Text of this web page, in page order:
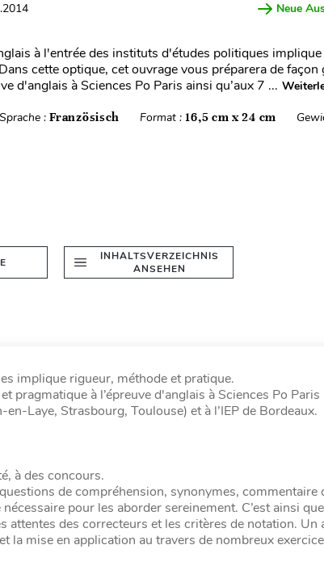
Neue
à l'entrée des instituts d'études politiques
cette optique, cet ouvrage vous préparera de façon
d'anglais à Sciences Po Paris ainsi qu’aux 7 ...
Sprache :Französisch Format :16,5 cm x 24 cm
INHALTSVERZEICHNIS
ANSEHEN
implique rigueur, méthode et pratique.
pragmatique à l’épreuve d'anglais à Sciences Po Paris
Laye, Strasbourg, Toulouse) et à l’IEP de Bordeaux.
à des concours.
de compréhension, synonymes, commentaire
pour les aborder sereinement. C’est ainsi
attentes des correcteurs et les critères de notation. Un
la mise en application au travers de nombreux